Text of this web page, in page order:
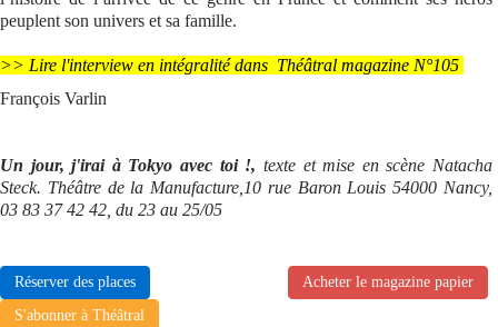
peuplent son univers et sa famille.
>> Lire l'interview en intégralité dans Théâtral magazine N°105
François Varlin
Un jour, j'irai à Tokyo avec toi !, texte et mise en scène Natacha
Steck. Théâtre de la Manufacture,10 rue Baron Louis 54000 Nancy,
03 83 37 42 42, du 23 au 25/05
Réserver des places
Acheter le magazine papier
S'abonner à Théâtral